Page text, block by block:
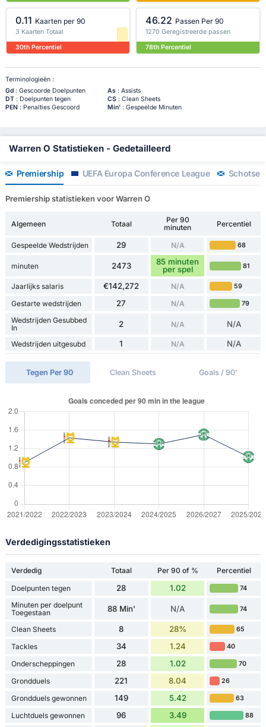
0.11 Kaarten per 90
3 Kaarten Totaal
30th Percentiel
46.22 Passen Per 90
1270 Geregistreerde passen
78th Percentiel
Terminologieën :
Gd: Gescoorde Doelpunten As: Assists
DT: Doelpunten tegen CS: Clean Sheets
PEN: Penalties Gescoord Min': Gespeelde Minuten
Warren O Statistieken - Gedetailleerd
Premiership UEFA Europa Conference League Schotse
Premiership statistieken voor Warren O
Algemeen Totaal
Per 90
minuten
Percentiel
Gespeelde Wedstrijden 29 N/A 68
minuten 2473
85 minuten
per spel
81
Jaarlijks salaris €142,272 N/A 59
Gestarte wedstrijden 27 N/A 79
Wedstrijden Gesubbed
In
2 N/A N/A
Wedstrijden uitgesubd 1 N/A N/A
Tegen Per 90 Clean Sheets Goals / 90'
Verdedigingsstatistieken
Verdedig Totaal Per 90 of %
Percentiel
Doelpunten tegen
28 1.02 74
Minuten per doelpunt
Toegestaan
88 Min' N/A 74
Clean Sheets 8 28% 65
Tackles 34 1.24 40
Onderscheppingen 28 1.02 70
Grondduels 221 8.04 26
Grondduels gewonnen 149 5.42 63
Luchtduels gewonnen 96 3.49 88